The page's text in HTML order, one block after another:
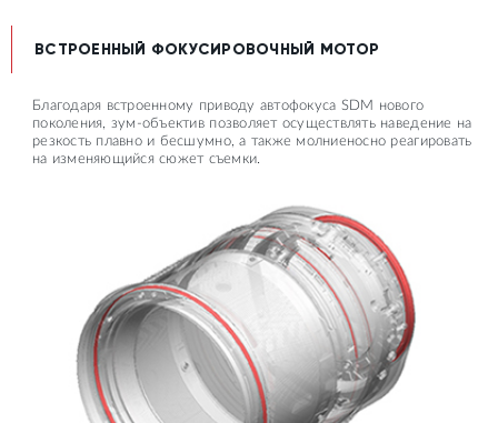
ВСТРОЕННЫЙ ФОКУСИРОВОЧНЫЙ МОТОР
Благодаря встроенному приводу автофокуса SDM нового
поколения, зум-объектив позволяет осуществлять наведение на
резкость плавно и бесшумно, а также молниеносно реагировать
на изменяющийся сюжет съемки.